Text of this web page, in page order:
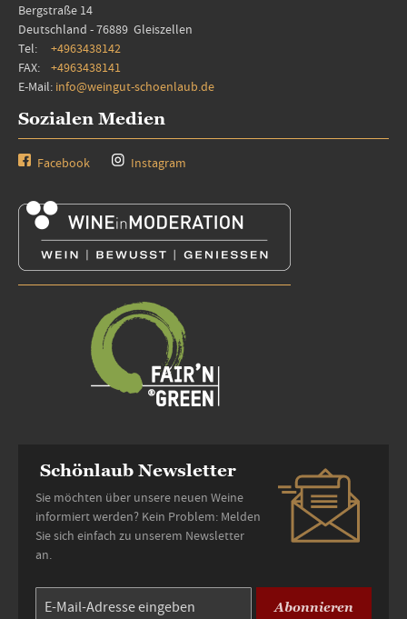
Bergstraße 14
Deutschland - 76889 Gleiszellen
Tel: +4963438142
FAX: +4963438141
E-Mail: info@weingut-schoenlaub.de
Sozialen Medien
Facebook Instagram
Schönlaub Newsletter
Sie möchten über unsere neuen Weine
informiert werden? Kein Problem: Melden
Sie sich einfach zu unserem Newsletter
an.
Abonnieren